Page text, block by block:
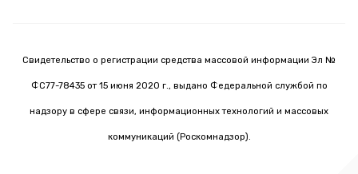
Свидетельство о регистрации средства массовой информации Эл №
ФС77-78435 от 15 июня 2020 г., выдано Федеральной службой по
надзору в сфере связи, информационных технологий и массовых
коммуникаций (Роскомнадзор).